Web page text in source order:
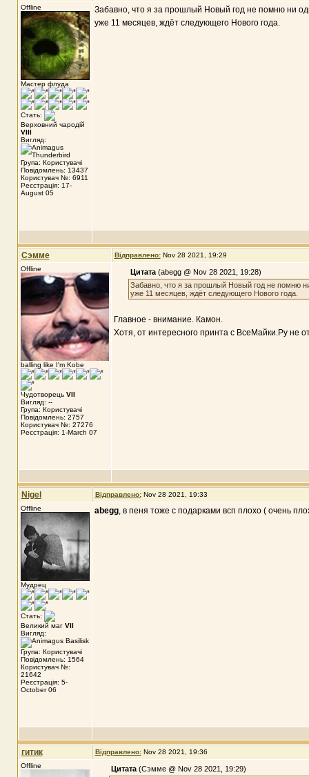
Offline
Мастер флуда
Стать:
Верховний чародій
VIII
Вигляд:
Група: Користувачі
Повідомлень: 13437
Користувач №: 6911
Реєстрація: 17-
August 05
Забавно, что я за прошлый Новый год не помню ни
уже 11 месяцев, ждёт следующего Нового года.
Сэмме Відправлено: Nov 28 2021, 19:29
Offline
balling like I'm Kobe
Чудотворець VII
Вигляд: --
Група: Користувачі
Повідомлень: 2757
Користувач №: 27276
Реєстрація: 1-March 07
Цитата(abegg @ Nov 28 2021, 19:28)
Забавно, что я за прошлый Новый год не помню
уже 11 месяцев, ждёт следующего Нового года.
Главное - внимание. Камон.
Хотя, от интересного принта с ВсеМайки.Ру не
Nigel Відправлено: Nov 28 2021, 19:33
Offline
Мудрец
Стать:
Великий маг VII
Вигляд:
Група: Користувачі
Повідомлень: 1564
Користувач №:
21642
Реєстрація: 5-
October 06
abegg, в пеня тоже с подарками всп плохо ( очень
гитик Відправлено: Nov 28 2021, 19:36
Offline
Цитата (Сэмме @ Nov 28 2021, 19:29)